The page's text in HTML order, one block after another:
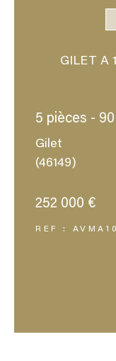
GILET A
5 pièces - 90
Gilet
(46149)
252 000 €
REF :